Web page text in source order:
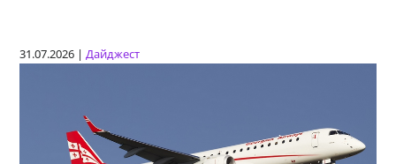
31.07.2026 |Дайджест